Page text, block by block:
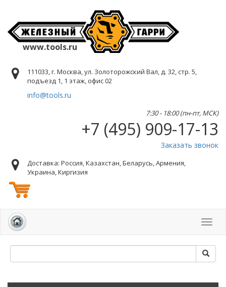
www.tools.ru
111033, г. Москва, ул. Золоторожский Вал, д. 32, стр. 5,
подъезд 1, 1 этаж, офис 02
info@tools.ru
7:30 - 18:00 (пн-пт, МСК)
+7 (495) 909-17-13
Заказать звонок
Доставка: Россия, Казахстан, Беларусь, Армения,
Украина, Киргизия